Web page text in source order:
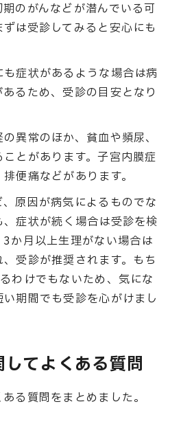
のがんなどが潜んでいる可
は受診してみると安心にも
症状があるような場合は病
るため、受診の目安となり
異常のほか、貧血や頻尿、
とがあります。子宮内膜症
便痛などがあります。
原因が病気によるものでな
症状が続く場合は受診を検
か月以上生理がない場合は
、受診が推奨されます。もち
わけでもないため、気にな
期間でも受診を心がけまし
てよくある質問
る質問をまとめました。